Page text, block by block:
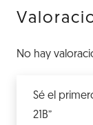
No hay
Sé el
21B”